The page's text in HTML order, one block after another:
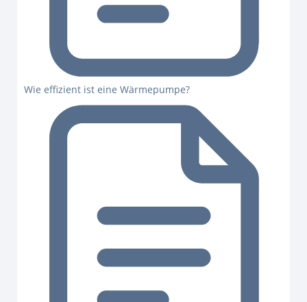
Wie effizient ist eine Wärmepumpe?